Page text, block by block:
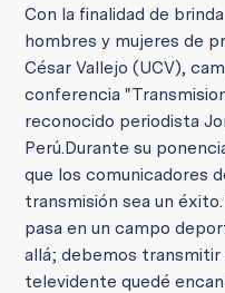
Con la finalidad de
hombres y mujeres de
César Vallejo (UCV),
conferencia
reconocido periodista
Perú.Durante su
que los comunicadores
transmisión sea un
pasa en un campo
allá; debemos transmitir
televidente quedé